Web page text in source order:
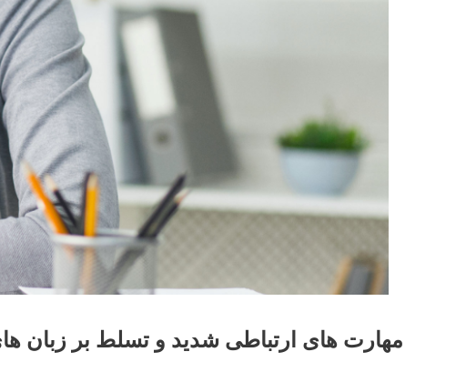
مهارت های ارتباطی شدید و تسلط بر زبان